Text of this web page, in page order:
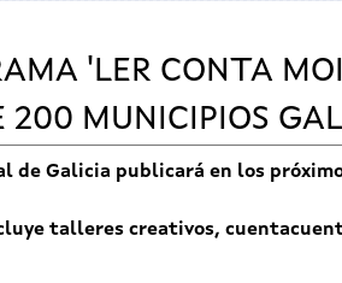
'LER CONTA
200 MUNICIPIOS
de Galicia publicará en los
talleres creativos,